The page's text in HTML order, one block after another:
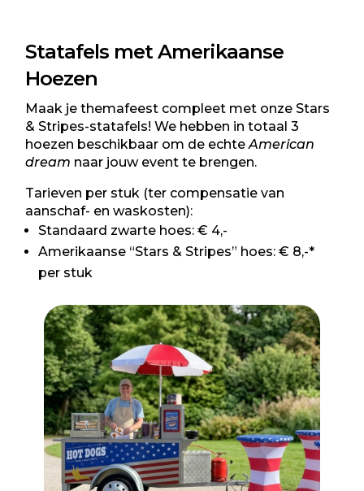
Statafels met Amerikaanse
Hoezen
Maak je themafeest compleet met onze Stars
& Stripes-statafels! We hebben in totaal 3
hoezen beschikbaar om de echteAmerican
dream naar jouw event te brengen.
Tarieven per stuk (ter compensatie van
aanschaf- en waskosten):
Standaard zwarte hoes: € 4,-
Amerikaanse “Stars & Stripes” hoes: € 8,-*
per stuk